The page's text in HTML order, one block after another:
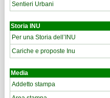
Sentieri Urbani
Storia INU
Per una Storia dell’INU
Cariche e proposte Inu
Media
Addetto stampa